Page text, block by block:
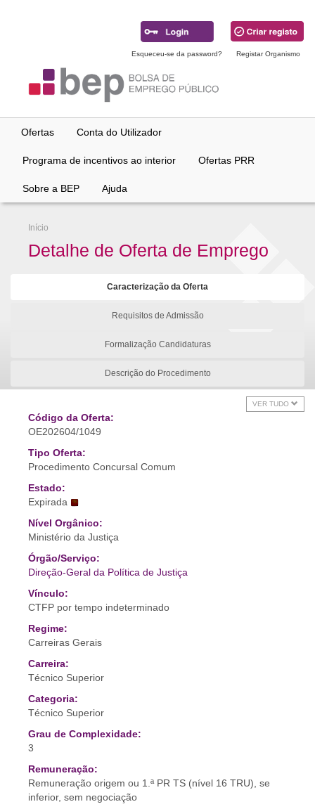
Esqueceu-se da password? Registar Organismo
Ofertas Conta do Utilizador
Programa de incentivos ao interior Ofertas PRR
Sobre a BEP Ajuda
Início
Detalhe de Oferta de Emprego
Caracterização da Oferta
Requisitos de Admissão
Formalização Candidaturas
Descrição do Procedimento
VER TUDO
Código da Oferta:
OE202604/1049
Tipo Oferta:
Procedimento Concursal Comum
Estado:
Expirada
Nível Orgânico:
Ministério da Justiça
Órgão/Serviço:
Direção-Geral da Política de Justiça
Vínculo:
CTFP por tempo indeterminado
Regime:
Carreiras Gerais
Carreira:
Técnico Superior
Categoria:
Técnico Superior
Grau de Complexidade:
3
Remuneração:
Remuneração origem ou 1.ª PR TS (nível 16 TRU), se
inferior, sem negociação